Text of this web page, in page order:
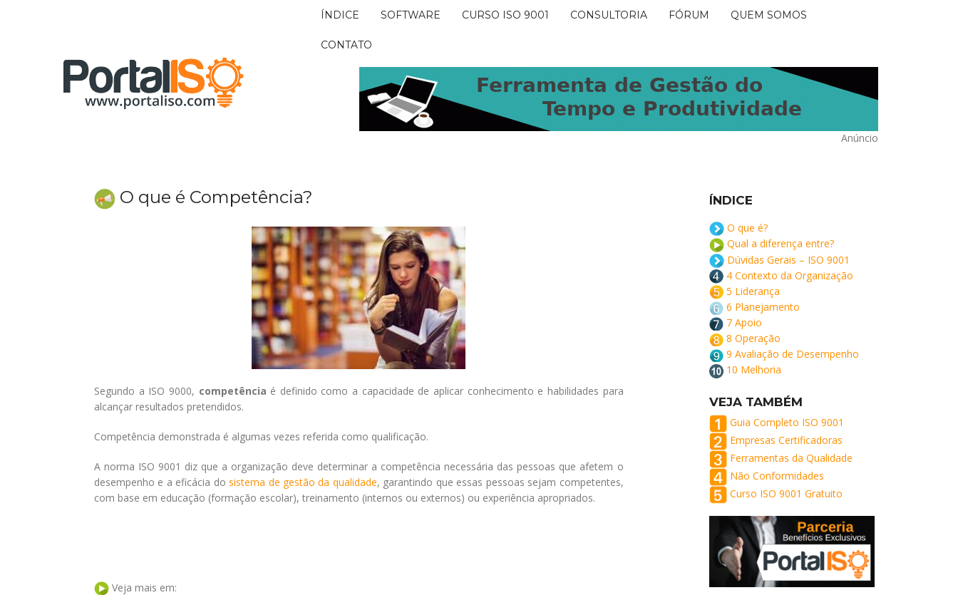
ÍNDICE SOFTWARE CURSO ISO 9001 CONSULTORIA FÓRUM QUEM SOMOS
CONTATO
Anúncio
O que é Competência?
Segundo a ISO 9000, competência é definido como a capacidade de aplicar conhecimento e habilidades para
alcançar resultados pretendidos.
Competência demonstrada é algumas vezes referida como qualificação.
A norma ISO 9001 diz que a organização deve determinar a competência necessária das pessoas que afetem o
desempenho e a eficácia dosistema de gestão da qualidade, garantindo que essas pessoas sejam competentes,
com base em educação (formação escolar), treinamento (internos ou externos) ou experiência apropriados.
Veja mais em:
ÍNDICE
O que é?
Qual a diferença entre?
Dúvidas Gerais – ISO 9001
4 Contexto da Organização
5 Liderança
6 Planejamento
7 Apoio
8 Operação
9 Avaliação de Desempenho
10 Melhoria
VEJA TAMBÉM
Guia Completo ISO 9001
Empresas Certificadoras
Ferramentas da Qualidade
Não Conformidades
Curso ISO 9001 Gratuito